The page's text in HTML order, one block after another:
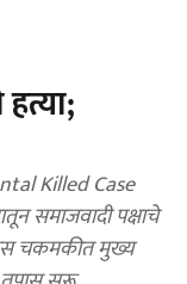
Killed Case
समाजवादी पक्षाचे
चकमकीत मुख्य